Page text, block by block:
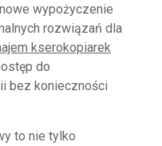
wypożyczenie
rozwiązań dla
kserokopiarek
do
bez konieczności
to nie tylko